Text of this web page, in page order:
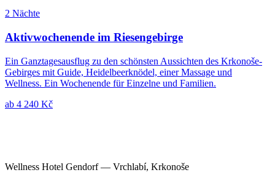
2 Nächte
Aktivwochenende im Riesengebirge
Ein Ganztagesausflug zu den schönsten Aussichten des Krkonoše-
Gebirges mit Guide, Heidelbeerknödel, einer Massage und
Wellness. Ein Wochenende für Einzelne und Familien.
ab 4 240 Kč
Wellness Hotel Gendorf — Vrchlabí, Krkonoše